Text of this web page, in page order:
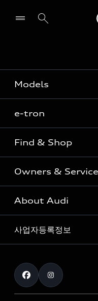
Models
Sedan
SUV
Coupe
S range
e-tron
e-tron
Find & Shop
전시장/AAP 전시장/AS센
아우디 신차 재고
아우디 모델 비교하기
아우디 공식 인증 중고차
The new Audi A6 Taste
Owners & Service
고객안내
Audi Connect
myAudiworld
내비게이션 데이터 다운로
아우디 영상 매뉴얼
About Audi
아우디 브랜드
Formula 1
Audi Story
사업자등록정보
통신판매업신고번호 :
대표자명 : 틸 셰어